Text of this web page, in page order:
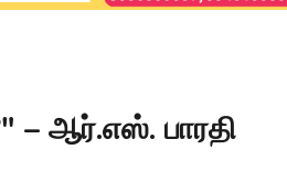
ஆர்.எஸ். பாரதி